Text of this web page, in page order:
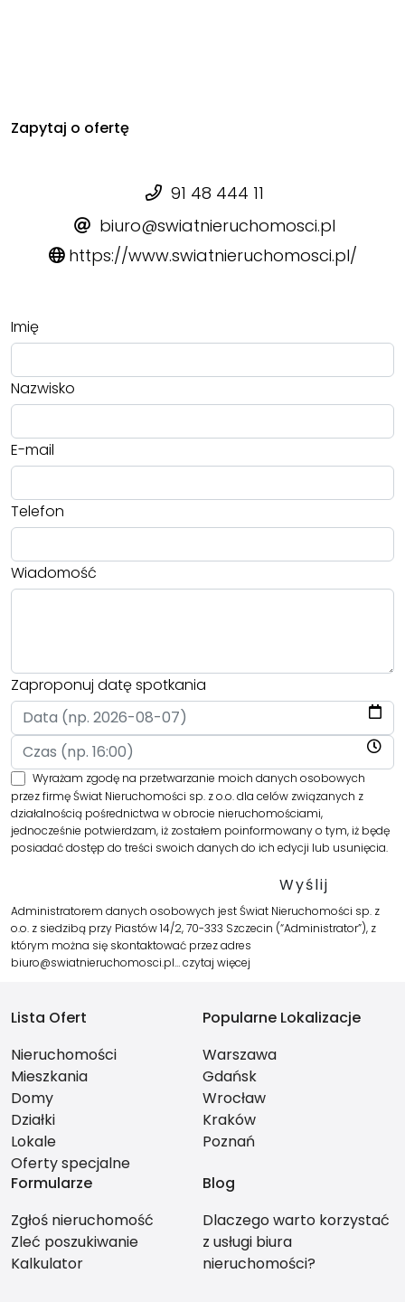
Zapytaj o ofertę
91 48 444 11
biuro@swiatnieruchomosci.pl
https://www.swiatnieruchomosci.pl/
Imię
Nazwisko
E-mail
Telefon
Wiadomość
Zaproponuj datę spotkania
Wyrażam zgodę na przetwarzanie moich danych osobowych
przez firmę Świat Nieruchomości sp. z o.o. dla celów związanych z
działalnością pośrednictwa w obrocie nieruchomościami,
jednocześnie potwierdzam, iż zostałem poinformowany o tym, iż będę
posiadać dostęp do treści swoich danych do ich edycji lub usunięcia.
Administratorem danych osobowych jest Świat Nieruchomości sp. z
o.o. z siedzibą przy Piastów 14/2, 70-333 Szczecin (“Administrator”), z
którym można się skontaktować przez adres
biuro@swiatnieruchomosci.pl…czytaj więcej
Lista Ofert
Nieruchomości
Mieszkania
Domy
Działki
Lokale
Oferty specjalne
Popularne Lokalizacje
Warszawa
Gdańsk
Wrocław
Kraków
Poznań
Formularze
Zgłoś nieruchomość
Zleć poszukiwanie
Kalkulator
Blog
Dlaczego warto korzystać
z usługi biura
nieruchomości?